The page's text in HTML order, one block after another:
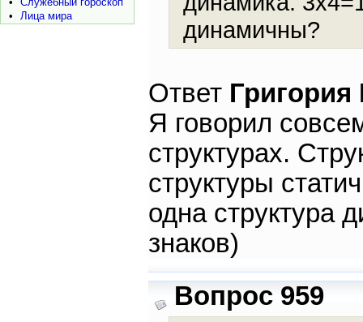
•
Лица мира
динамичны?
Ответ
Я говорил
структурах.
структуры
одна структура
знаков)
Вопрос 959